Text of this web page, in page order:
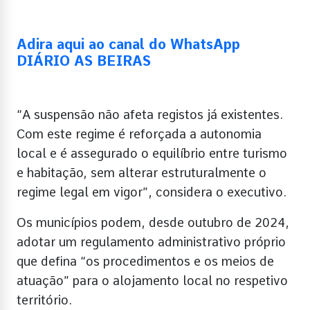
Adira aqui ao canal do WhatsApp
DIÁRIO AS BEIRAS
“A suspensão não afeta registos já existentes.
Com este regime é reforçada a autonomia
local e é assegurado o equilíbrio entre turismo
e habitação, sem alterar estruturalmente o
regime legal em vigor”, considera o executivo.
Os municípios podem, desde outubro de 2024,
adotar um regulamento administrativo próprio
que defina “os procedimentos e os meios de
atuação” para o alojamento local no respetivo
território.